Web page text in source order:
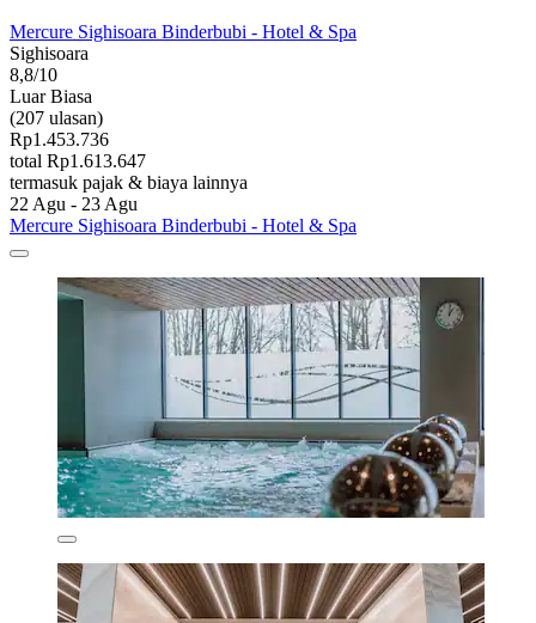
Mercure Sighisoara Binderbubi - Hotel & Spa
Sighisoara
8,8/10
Luar Biasa
(207 ulasan)
Rp1.453.736
total Rp1.613.647
termasuk pajak & biaya lainnya
22 Agu - 23 Agu
Mercure Sighisoara Binderbubi - Hotel & Spa